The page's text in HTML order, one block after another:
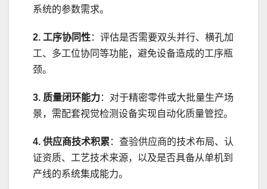
系统的参数需求。
2. 工序协同性：评估是否需要双头并行、横孔加
工、多工位协同等功能，避免设备造成的工序瓶
颈。
3. 质量闭环能力：对于精密零件或大批量生产场
景，需配套视觉检测设备实现自动化质量管控。
4. 供应商技术积累 ：查验供应商的技术布局、认
证资质、工艺技术来源，以及是否具备从单机到
产线的系统集成能力。